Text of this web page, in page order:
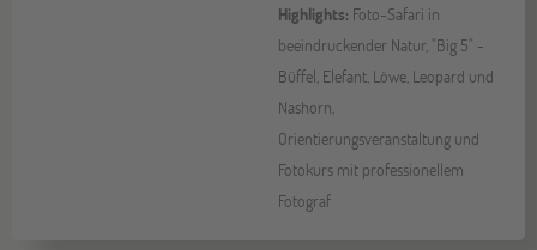
Highlights: Foto-Safari in
beeindruckender Natur, "Big 5" -
Büffel, Elefant, Löwe, Leopard und
Nashorn,
Orientierungsveranstaltung und
Fotokurs mit professionellem
Fotograf